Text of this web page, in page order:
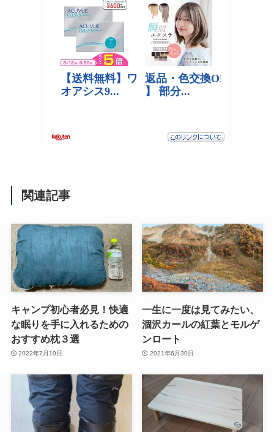
関連記事
キャンプ初心者必見！快適
な眠りを手に入れるための
おすすめ枕３選
2022年7月10日
一生に一度は見てみたい、
涸沢カールの紅葉とモルゲ
ンロート
2021年6月30日